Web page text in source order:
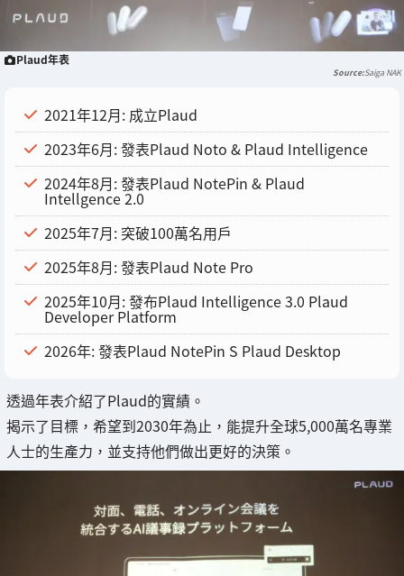
Plaud年表
Saiga NAK
2021年12月: 成立Plaud
2023年6月: 發表Plaud Noto & Plaud Intelligence
2024年8月: 發表Plaud NotePin & Plaud
Intellgence 2.0
2025年7月: 突破100萬名用戶
2025年8月: 發表Plaud Note Pro
2025年10月: 發布Plaud Intelligence 3.0 Plaud
Developer Platform
2026年: 發表Plaud NotePin S Plaud Desktop
透過年表介紹了Plaud的實績。
揭示了目標，希望到2030年為止，能提升全球5,000萬名專業
人士的生產力，並支持他們做出更好的決策。